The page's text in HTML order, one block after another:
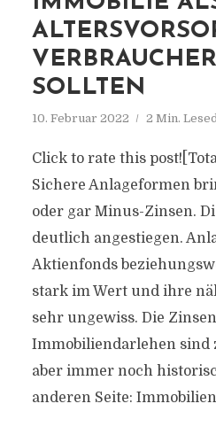
SOLLTEN
10. Februar 2022 2 Min.
Click to rate this
Sichere Anlageformen
oder gar Minus-Zinsen.
deutlich angestiegen.
Aktienfonds
stark im Wert und ihre
sehr ungewiss. Die
Immobiliendarlehen sind
aber immer noch
anderen Seite: